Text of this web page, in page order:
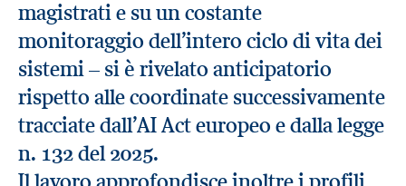
magistrati e su un costante
monitoraggio dell’intero ciclo di vita dei
sistemi – si è rivelato anticipatorio
rispetto alle coordinate successivamente
tracciate dall’AI Act europeo e dalla legge
n. 132 del 2025.